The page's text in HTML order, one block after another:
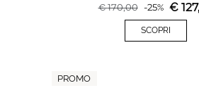
€170,00 -25% €
SCOPRI
PROMO